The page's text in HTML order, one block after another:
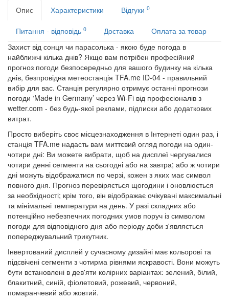
Опис
Характеристики Відгуки 0
Питання - відповідь 0 Доставка
Оплата за товар
Захист від сонця чи парасолька - якою буде погода в
найближчі кілька днів? Якщо вам потрібен професійний
прогноз погоди безпосередньо для вашого будинку на кілька
днів, безпровідна метеостанція TFA.me ID-04 - правильний
вибір для вас. Станція регулярно отримує останні прогнози
погоди ‘Made in Germany’ через Wi-Fi від професіоналів з
wetter.com - без будь-якої реклами, підписки або додаткових
витрат.
Просто виберіть своє місцезнаходження в Інтернеті один раз, і
станція TFA.me надасть вам миттєвий огляд погоди на один-
чотири дні: Ви можете вибрати, щоб на дисплеї чергувалися
чотири денні сегменти на сьогодні або на завтра; або ж чотири
дні можуть відображатися по черзі, кожен з яких має символ
повного дня. Прогноз перевіряється щогодини і оновлюється
за необхідності; крім того, він відображає очікувані максимальні
та мінімальні температури на день. У разі складних або
потенційно небезпечних погодних умов поруч із символом
погоди для відповідного дня або періоду доби з'являється
попереджувальний трикутник.
Інвертований дисплей у сучасному дизайні має кольорові та
підсвічені сегменти з чотирма рівнями яскравості. Вони можуть
бути встановлені в дев'яти колірних варіантах: зелений, білий,
блакитний, синій, фіолетовий, рожевий, червоний,
помаранчевий або жовтий.